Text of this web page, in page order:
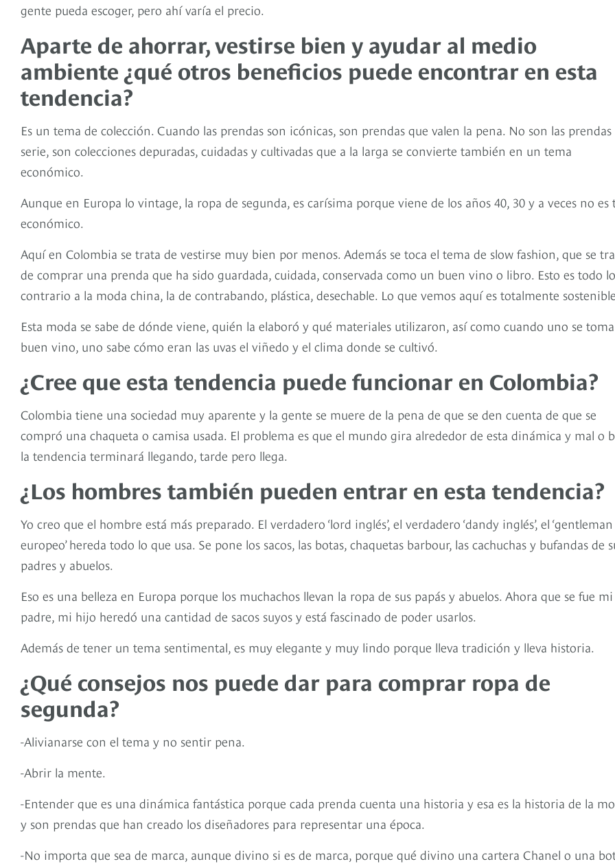
gente pueda escoger, pero ahí varía el precio.
Aparte de ahorrar, vestirse bien y ayudar al medio
ambiente ¿qué otros beneficios puede encontrar en esta
tendencia?
Es un tema de colección. Cuando las prendas son icónicas, son prendas que valen la pena. No son las
serie, son colecciones depuradas, cuidadas y cultivadas que a la larga se convierte también en un tema
económico.
Aunque en Europa lo vintage, la ropa de segunda, es carísima porque viene de los años 40, 30 y a veces no es
económico.
Aquí en Colombia se trata de vestirse muy bien por menos. Además se toca el tema de slow fashion, que se
de comprar una prenda que ha sido guardada, cuidada, conservada como un buen vino o libro. Esto es todo lo
contrario a la moda china, la de contrabando, plástica, desechable. Lo que vemos aquí es totalmente
Esta moda se sabe de dónde viene, quién la elaboró y qué materiales utilizaron, así como cuando uno se
buen vino, uno sabe cómo eran las uvas el viñedo y el clima donde se cultivó.
¿Cree que esta tendencia puede funcionar en Colombia?
Colombia tiene una sociedad muy aparente y la gente se muere de la pena de que se den cuenta de que se
compró una chaqueta o camisa usada. El problema es que el mundo gira alrededor de esta dinámica y mal o
la tendencia terminará llegando, tarde pero llega.
¿Los hombres también pueden entrar en esta tendencia?
Yo creo que el hombre está más preparado. El verdadero ‘lord inglés’, el verdadero ‘dandy inglés’, el ‘gentleman
europeo’ hereda todo lo que usa. Se pone los sacos, las botas, chaquetas barbour, las cachuchas y bufandas de
padres y abuelos.
Eso es una belleza en Europa porque los muchachos llevan la ropa de sus papás y abuelos. Ahora que se fue mi
padre, mi hijo heredó una cantidad de sacos suyos y está fascinado de poder usarlos.
Además de tener un tema sentimental, es muy elegante y muy lindo porque lleva tradición y lleva historia.
¿Qué consejos nos puede dar para comprar ropa de
segunda?
-Alivianarse con el tema y no sentir pena.
-Abrir la mente.
-Entender que es una dinámica fantástica porque cada prenda cuenta una historia y esa es la historia de la
y son prendas que han creado los diseñadores para representar una época.
-No importa que sea de marca, aunque divino si es de marca, porque qué divino una cartera Chanel o una